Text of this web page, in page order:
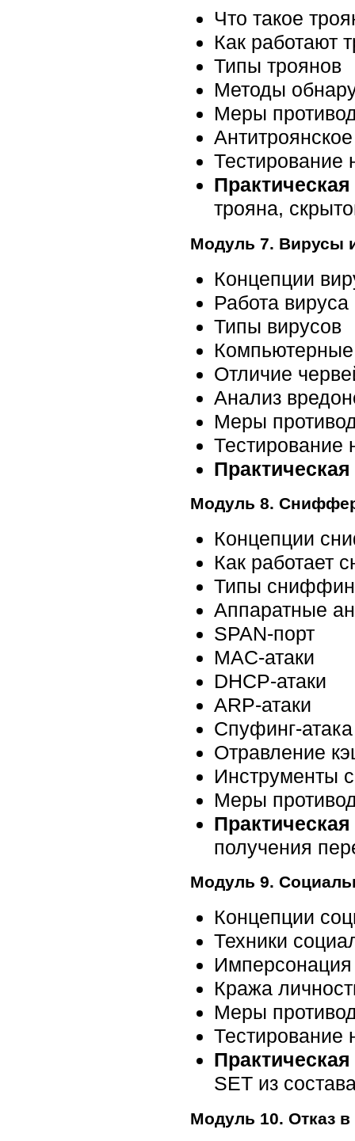
Что такое
Как работают
Типы троянов
Методы
Меры
Тестирование
трояна,
Модуль 7. Вирусы
Концепции
Работа вируса
Типы вирусов
Отличие
Анализ
Меры
Тестирование
Модуль 8.
Концепции
Как работает
Типы
Аппаратные
SPAN-порт
MAC-атаки
DHCP-атаки
ARP-атаки
Спуфинг-атака
Отравление
Инструменты
Меры
получения
Модуль 9.
Концепции
Техники
Кража
Меры
Тестирование
SET из
Модуль 10. Отказ